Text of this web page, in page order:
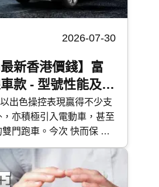
2026-07-30
新香港價錢】富
款 - 型號性能及香
出色操控表現贏得不少支
亦積極引入電動車，甚至
門跑車。今次 快而保 便
Subaru 各車型的特點。